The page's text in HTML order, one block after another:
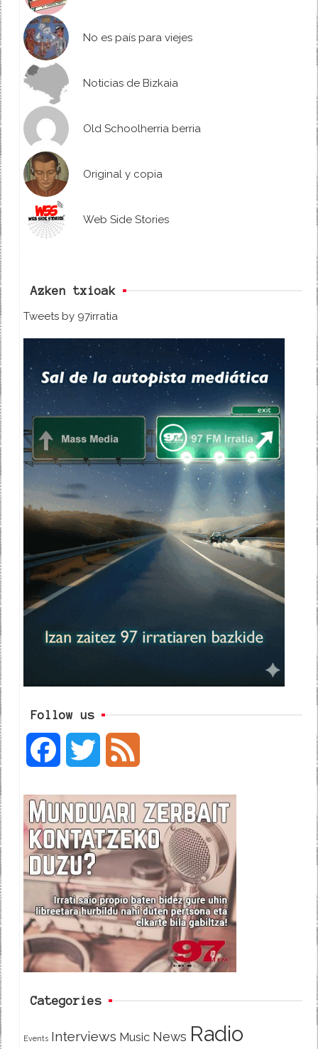
No es país para viejes
Noticias de Bizkaia
Old Schoolherria berria
Original y copia
Web Side Stories
Azken txioak
Tweets by 97irratia
Follow us
c
e
b
o
o
i
t
t
e
e
d
Categories
Events Interviews Music News Radio